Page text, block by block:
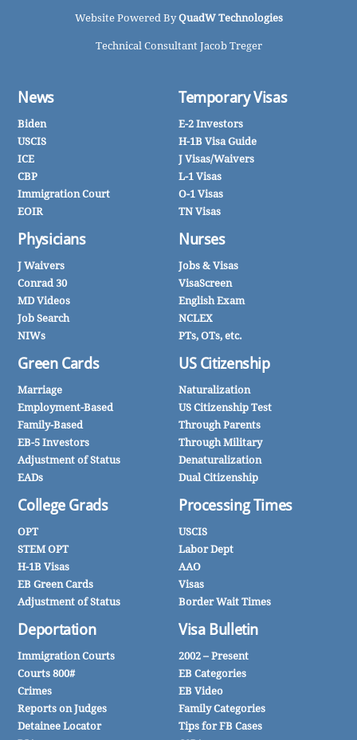
Website Powered ByQuadW Technologies
Technical Consultant Jacob Treger
News
Biden
USCIS
ICE
CBP
Immigration Court
EOIR
Physicians
J Waivers
Conrad 30
MD Videos
Job Search
NIWs
Green Cards
Marriage
Employment-Based
Family-Based
EB-5 Investors
Adjustment of Status
EADs
College Grads
OPT
STEM OPT
H-1B Visas
EB Green Cards
Adjustment of Status
Deportation
Immigration Courts
Courts 800#
Crimes
Reports on Judges
Detainee Locator
Temporary Visas
E-2 Investors
H-1B Visa Guide
J Visas/Waivers
L-1 Visas
O-1 Visas
TN Visas
Nurses
Jobs & Visas
VisaScreen
English Exam
NCLEX
PTs, OTs, etc.
US Citizenship
Naturalization
US Citizenship Test
Through Parents
Through Military
Denaturalization
Dual Citizenship
Processing Times
USCIS
Labor Dept
AAO
Visas
Border Wait Times
Visa Bulletin
2002 – Present
EB Categories
EB Video
Family Categories
Tips for FB Cases